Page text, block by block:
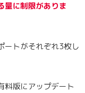
量に制限がありま
ートがそれぞれ3枚し
料版にアップデート